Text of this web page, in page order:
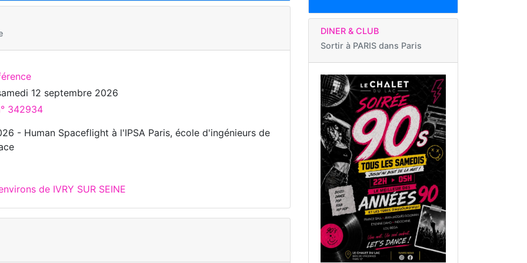
12 septembre 2026
342934
- Human Spaceflight à l'IPSA Paris, école d'ingénieurs de
de IVRY SUR SEINE
DINER & CLUB
Sortir à PARIS dans Paris